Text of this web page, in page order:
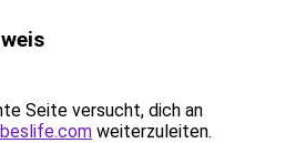
Seite versucht, dich an
weiterzuleiten.